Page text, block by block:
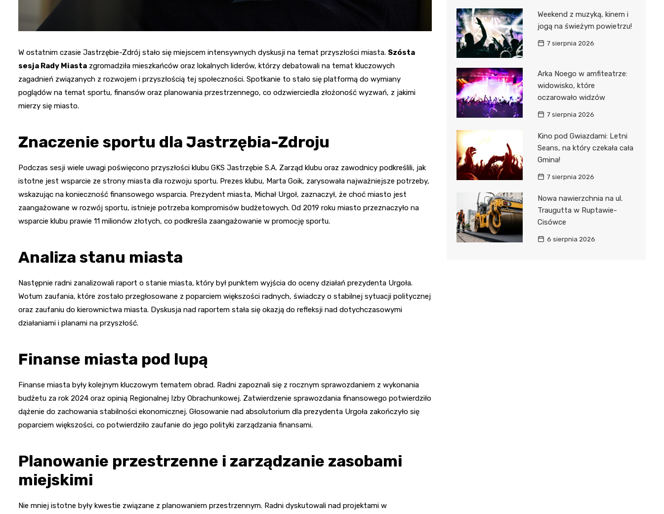
W ostatnim czasie Jastrzębie-Zdrój stało się miejscem intensywnych dyskusji na temat przyszłości miasta. Szósta
sesja Rady Miasta zgromadziła mieszkańców oraz lokalnych liderów, którzy debatowali na temat kluczowych
zagadnień związanych z rozwojem i przyszłością tej społeczności. Spotkanie to stało się platformą do wymiany
poglądów na temat sportu, finansów oraz planowania przestrzennego, co odzwierciedla złożoność wyzwań, z jakimi
mierzy się miasto.
Znaczenie sportu dla Jastrzębia-Zdroju
Podczas sesji wiele uwagi poświęcono przyszłości klubu GKS Jastrzębie S.A. Zarząd klubu oraz zawodnicy podkreślili, jak
istotne jest wsparcie ze strony miasta dla rozwoju sportu. Prezes klubu, Marta Goik, zarysowała najważniejsze potrzeby,
wskazując na konieczność finansowego wsparcia. Prezydent miasta, Michał Urgoł, zaznaczył, że choć miasto jest
zaangażowane w rozwój sportu, istnieje potrzeba kompromisów budżetowych. Od 2019 roku miasto przeznaczyło na
wsparcie klubu prawie 11 milionów złotych, co podkreśla zaangażowanie w promocję sportu.
Analiza stanu miasta
Następnie radni zanalizowali raport o stanie miasta, który był punktem wyjścia do oceny działań prezydenta Urgoła.
Wotum zaufania, które zostało przegłosowane z poparciem większości radnych, świadczy o stabilnej sytuacji politycznej
oraz zaufaniu do kierownictwa miasta. Dyskusja nad raportem stała się okazją do refleksji nad dotychczasowymi
działaniami i planami na przyszłość.
Finanse miasta pod lupą
Finanse miasta były kolejnym kluczowym tematem obrad. Radni zapoznali się z rocznym sprawozdaniem z wykonania
budżetu za rok 2024 oraz opinią Regionalnej Izby Obrachunkowej. Zatwierdzenie sprawozdania finansowego potwierdziło
dążenie do zachowania stabilności ekonomicznej. Głosowanie nad absolutorium dla prezydenta Urgoła zakończyło się
poparciem większości, co potwierdziło zaufanie do jego polityki zarządzania finansami.
Planowanie przestrzenne i zarządzanie zasobami
miejskimi
Nie mniej istotne były kwestie związane z planowaniem przestrzennym. Radni dyskutowali nad projektami w
Weekend z muzyką, kinem i
jogą na świeżym powietrzu!
7 sierpnia 2026
Arka Noego w amfiteatrze:
widowisko, które
oczarowało widzów
7 sierpnia 2026
Kino pod Gwiazdami: Letni
Seans, na który czekała cała
Gmina!
7 sierpnia 2026
Nowa nawierzchnia na ul.
Traugutta w Ruptawie-
Cisówce
6 sierpnia 2026